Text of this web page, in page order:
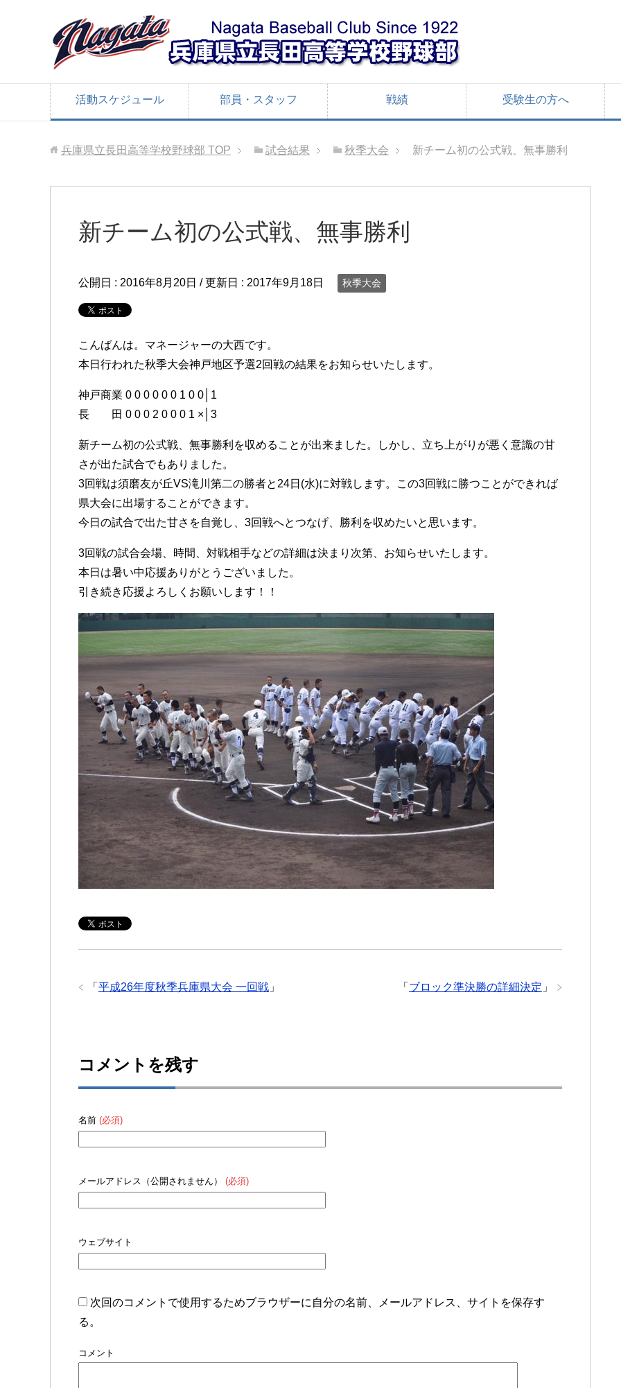
活動スケジュール 部員・スタッフ 戦績 受験生の方へ
兵庫県立長田高等学校野球部 TOP 試合結果 秋季大会 新チーム初の公式戦、無事勝利
新チーム初の公式戦、無事勝利
公開日 : 2016年8月20日 / 更新日 : 2017年9月18日 秋季大会
こんばんは。マネージャーの大西です。
本日行われた秋季大会神戸地区予選2回戦の結果をお知らせいたします。
神戸商業 0 0 0 0 0 0 1 0 0│1
長 田 0 0 0 2 0 0 0 1 ×│3
新チーム初の公式戦、無事勝利を収めることが出来ました。しかし、立ち上がりが悪く意識の甘
さが出た試合でもありました。
3回戦は須磨友が丘VS滝川第二の勝者と24日(水)に対戦します。この3回戦に勝つことができれば
県大会に出場することができます。
今日の試合で出た甘さを自覚し、3回戦へとつなげ、勝利を収めたいと思います。
3回戦の試合会場、時間、対戦相手などの詳細は決まり次第、お知らせいたします。
本日は暑い中応援ありがとうございました。
引き続き応援よろしくお願いします！！
「 ブロック準決勝の詳細決定 」
「 平成26年度秋季兵庫県大会 一回戦 」
コメントを残す
名前 (必須)
メールアドレス（公開されません） (必須)
ウェブサイト
次回のコメントで使用するためブラウザーに自分の名前、メールアドレス、サイトを保存す
る。
コメント